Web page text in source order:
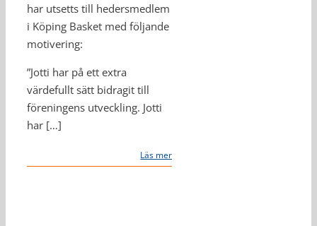
har utsetts till hedersmedlem
i Köping Basket med följande
motivering:
”Jotti har på ett extra
värdefullt sätt bidragit till
föreningens utveckling. Jotti
har […]
Läs mer